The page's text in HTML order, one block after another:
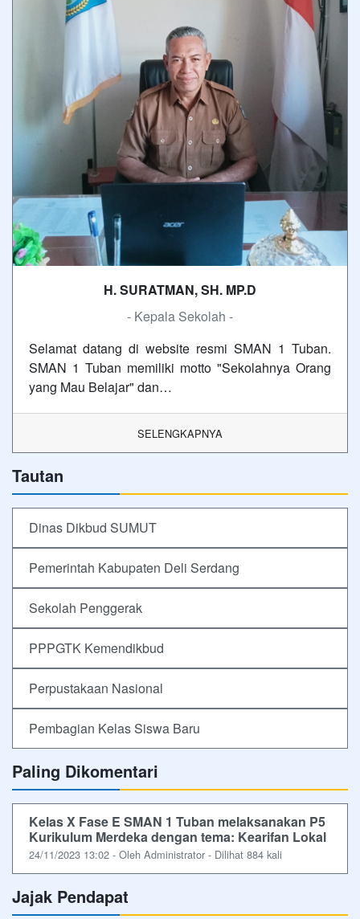
H. SURATMAN, SH. MP.D
- Kepala Sekolah -
Selamat datang di website resmi SMAN 1 Tuban.
SMAN 1 Tuban memiliki motto "Sekolahnya Orang
yang Mau Belajar" dan…
SELENGKAPNYA
Tautan
Dinas Dikbud SUMUT
Pemerintah Kabupaten Deli Serdang
Sekolah Penggerak
PPPGTK Kemendikbud
Perpustakaan Nasional
Pembagian Kelas Siswa Baru
Paling Dikomentari
Kelas X Fase E SMAN 1 Tuban melaksanakan P5
Kurikulum Merdeka dengan tema: Kearifan Lokal
24/11/2023 13:02 - Oleh Administrator - Dilihat 884 kali
Jajak Pendapat